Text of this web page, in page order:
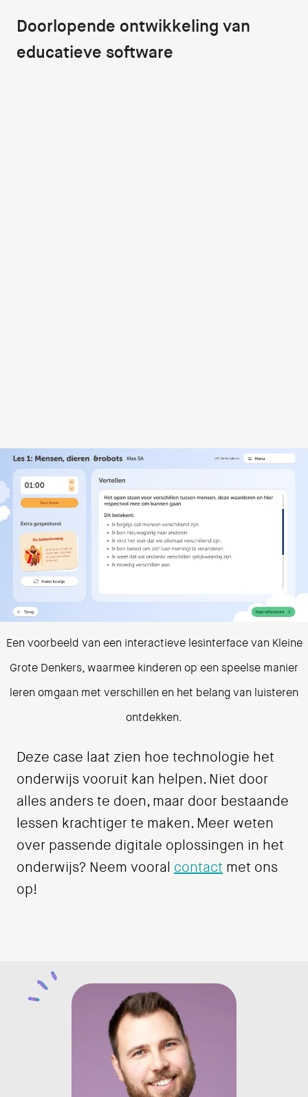
Doorlopende ontwikkeling van
educatieve software
Een voorbeeld van een interactieve lesinterface van Kleine
Grote Denkers, waarmee kinderen op een speelse manier
leren omgaan met verschillen en het belang van luisteren
ontdekken.
Deze case laat zien hoe technologie het
onderwijs vooruit kan helpen. Niet door
alles anders te doen, maar door bestaande
lessen krachtiger te maken. Meer weten
over passende digitale oplossingen in het
onderwijs? Neem vooral contact met ons
op!